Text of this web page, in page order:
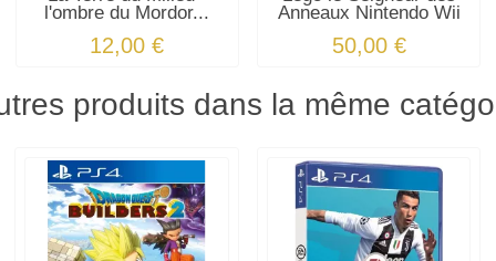
l'ombre du Mordor...
12,00 €
Anneaux Nintendo Wii
50,00 €
produits dans la même